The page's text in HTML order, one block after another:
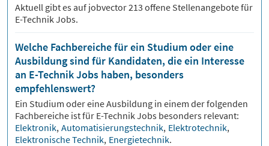
Aktuell gibt es auf jobvector213 offene Stellenangebote für
E-Technik Jobs.
Welche Fachbereiche für ein Studium oder eine
Ausbildung sind für Kandidaten, die ein Interesse
an E-Technik Jobs haben, besonders
empfehlenswert?
Ein Studium oder eine Ausbildung in einem der folgenden
Fachbereiche ist für E-Technik Jobs besonders relevant:
Elektronik, Automatisierungstechnik, Elektrotechnik,
Elektronische Technik, Energietechnik.